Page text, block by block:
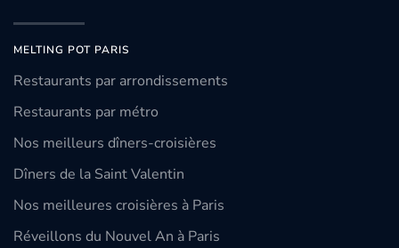
MELTING POT PARIS
Restaurants par arrondissements
Restaurants par métro
Nos meilleurs dîners-croisières
Dîners de la Saint Valentin
Nos meilleures croisières à Paris
Réveillons du Nouvel An à Paris